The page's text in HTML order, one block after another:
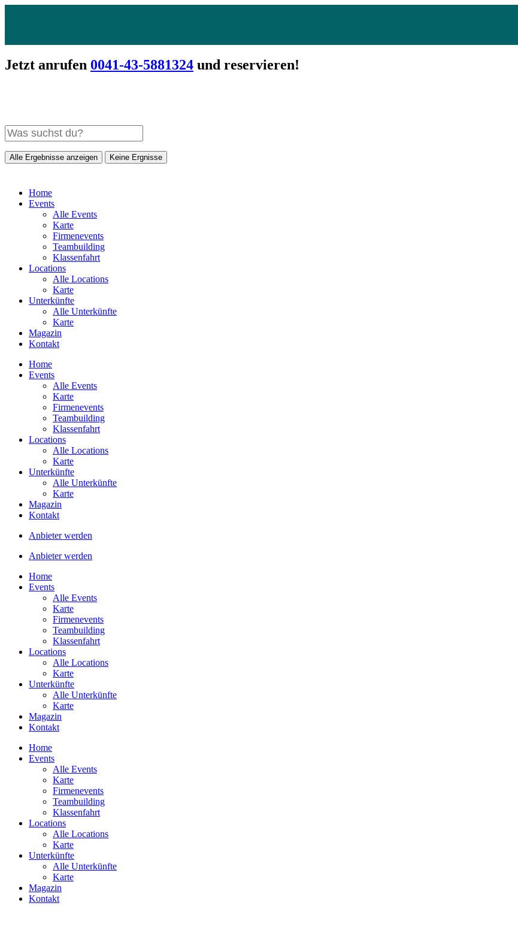
Jetzt anrufen 0041-43-5881324 und reservieren!
Alle Ergebnisse anzeigen Keine Ergnisse
Home
Events
Alle Events
Karte
Firmenevents
Teambuilding
Klassenfahrt
Locations
Alle Locations
Karte
Unterkünfte
Alle Unterkünfte
Karte
Magazin
Kontakt
Home
Events
Alle Events
Karte
Firmenevents
Teambuilding
Klassenfahrt
Locations
Alle Locations
Karte
Unterkünfte
Alle Unterkünfte
Karte
Magazin
Kontakt
Anbieter werden
Anbieter werden
Home
Events
Alle Events
Karte
Firmenevents
Teambuilding
Klassenfahrt
Locations
Alle Locations
Karte
Unterkünfte
Alle Unterkünfte
Karte
Magazin
Kontakt
Home
Events
Alle Events
Karte
Firmenevents
Teambuilding
Klassenfahrt
Locations
Alle Locations
Karte
Unterkünfte
Alle Unterkünfte
Karte
Magazin
Kontakt